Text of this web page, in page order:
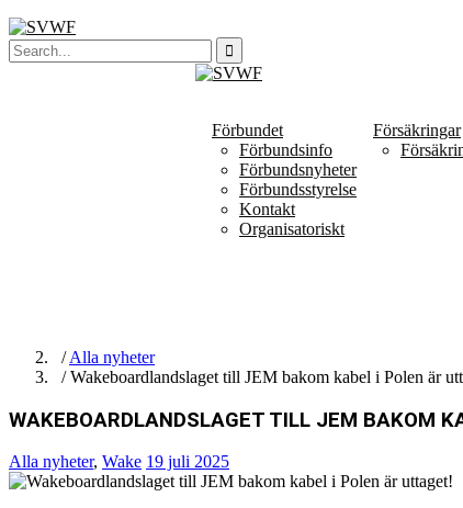
Förbundet
Förbundsinfo
Förbundsnyheter
Förbundsstyrelse
Kontakt
Organisatoriskt
Försäkringar
/Alla nyheter
/ Wakeboardlandslaget till JEM bakom kabel i Polen är
WAKEBOARDLANDSLAGET TILL JEM BAKOM
Alla nyheter, Wake 19 juli 2025